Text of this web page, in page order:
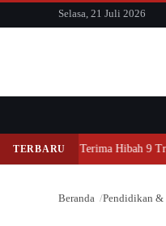
Selasa, 21 Juli 2026
TERBARUTerima Hibah 9 Traktor
Beranda Pendidikan &